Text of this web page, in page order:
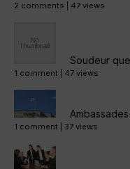
2 comments 47 views
Soudeur
1 comment 47 views
1 comment 37 views